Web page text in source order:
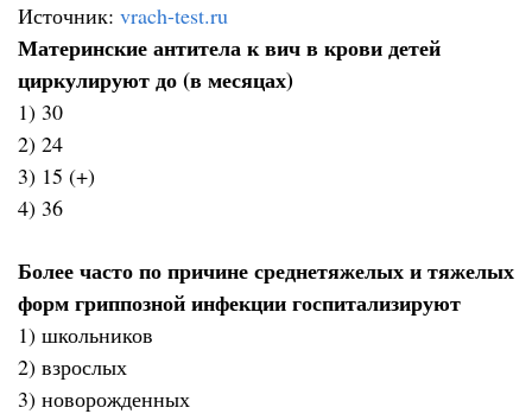
Источник: vrach-test.ru
Материнские антитела к вич в крови детей
циркулируют до (в месяцах)
1) 30
2) 24
3) 15 (+)
4) 36
Более часто по причине среднетяжелых и тяжелых
форм гриппозной инфекции госпитализируют
1) школьников
2) взрослых
3) новорожденных